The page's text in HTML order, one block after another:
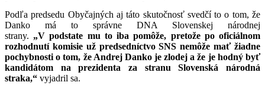
Podľa predsedu Obyčajných aj táto skutočnosť svedčí to o tom, že
Danko má to správne DNA Slovenskej národnej
strany. „V podstate mu to iba pomôže, pretože po oficiálnom
rozhodnutí komisie už predsedníctvo SNS nemôže mať žiadne
pochybnosti o tom, že Andrej Danko je zlodej a že je hodný byť
kandidátom na prezidenta za stranu Slovenská národná
straka,“ vyjadril sa.